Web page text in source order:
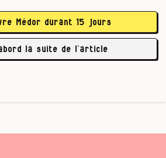
?
groupe familial (Rossel Invest)
d’euros de bénéfices …
Médor durant 15 jours
la suite de l’article